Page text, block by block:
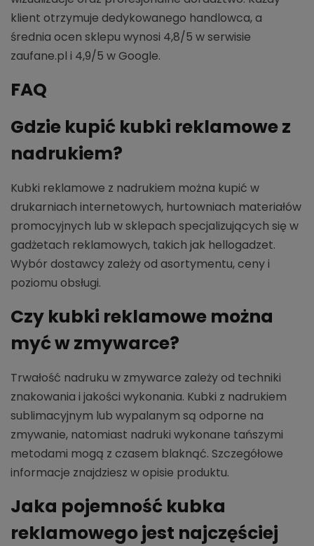
klient otrzymuje dedykowanego handlowca, a
średnia ocen sklepu wynosi 4,8/5 w serwisie
zaufane.pl i 4,9/5 w Google.
FAQ
Gdzie kupić kubki reklamowe z
nadrukiem?
Kubki reklamowe z nadrukiem można kupić w
drukarniach internetowych, hurtowniach materiałów
promocyjnych lub w sklepach specjalizujących się w
gadżetach reklamowych, takich jak hellogadzet.
Wybór dostawcy zależy od asortymentu, ceny i
poziomu obsługi.
Czy kubki reklamowe można
myć w zmywarce?
Trwałość nadruku w zmywarce zależy od techniki
znakowania i jakości wykonania. Kubki z nadrukiem
sublimacyjnym lub wypalanym są odporne na
zmywanie, natomiast nadruki wykonane tańszymi
metodami mogą z czasem blaknąć. Szczegółowe
informacje znajdziesz w opisie produktu.
Jaka pojemność kubka
reklamowego jest najczęściej